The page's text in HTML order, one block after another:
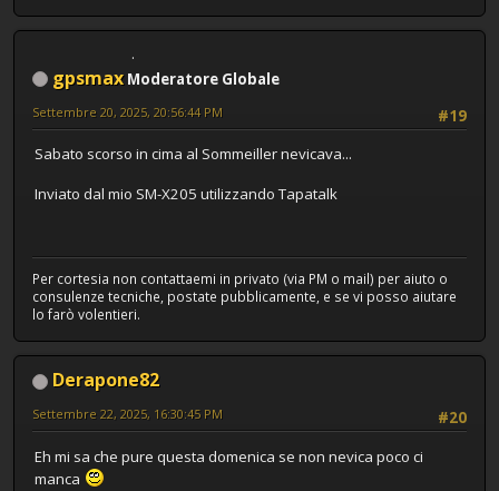
gpsmax Moderatore Globale
#19
Settembre 20, 2025, 20:56:44 PM
Sabato scorso in cima al Sommeiller nevicava...
Inviato dal mio SM-X205 utilizzando Tapatalk
Per cortesia non contattaemi in privato (via PM o mail) per aiuto o
consulenze tecniche, postate pubblicamente, e se vi posso aiutare
lo farò volentieri.
Derapone82
#20
Settembre 22, 2025, 16:30:45 PM
Eh mi sa che pure questa domenica se non nevica poco ci
manca